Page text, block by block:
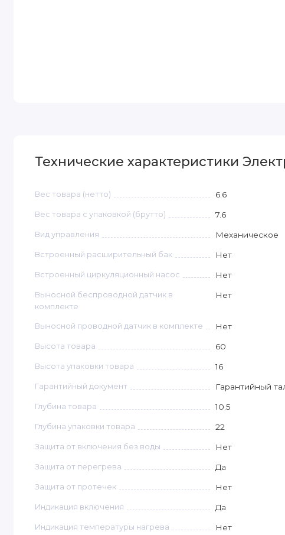
Технические характеристики
Вес товара (нетто) 6.6
Вес товара с упаковкой (брутто) 7.6
Вид управления Механическое
Встроенный расширительный бак Нет
Встроенный циркуляционный насос Нет
Выносной беспроводной датчик в
комплекте
Нет
Выносной проводной датчик в комплекте Нет
Высота товара 60
Высота упаковки товара 16
Гарантийный документ Гарантийный
Глубина товара 10.5
Глубина упаковки товара 22
Защита от включения без воды Нет
Защита от перегрева Да
Защита от протечек Нет
Индикация включения Да
Индикация температуры нагрева Нет